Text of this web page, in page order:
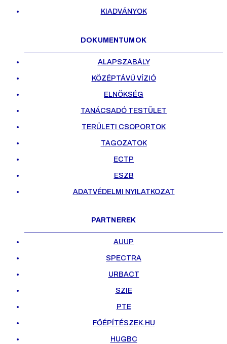
KIADVÁNYOK
DOKUMENTUMOK
ALAPSZABÁLY
KÖZÉPTÁVÚ VÍZIÓ
ELNÖKSÉG
TANÁCSADÓ TESTÜLET
TERÜLETI CSOPORTOK
TAGOZATOK
ECTP
ESZB
ADATVÉDELMI NYILATKOZAT
PARTNEREK
AUUP
SPECTRA
URBACT
SZIE
PTE
FŐÉPÍTÉSZEK.HU
HUGBC